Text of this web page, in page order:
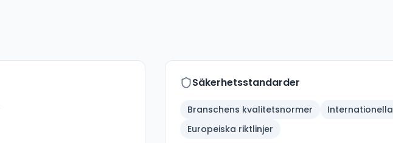
Säkerhetsstandarder
Branschens kvalitetsnormer
Europeiska riktlinjer